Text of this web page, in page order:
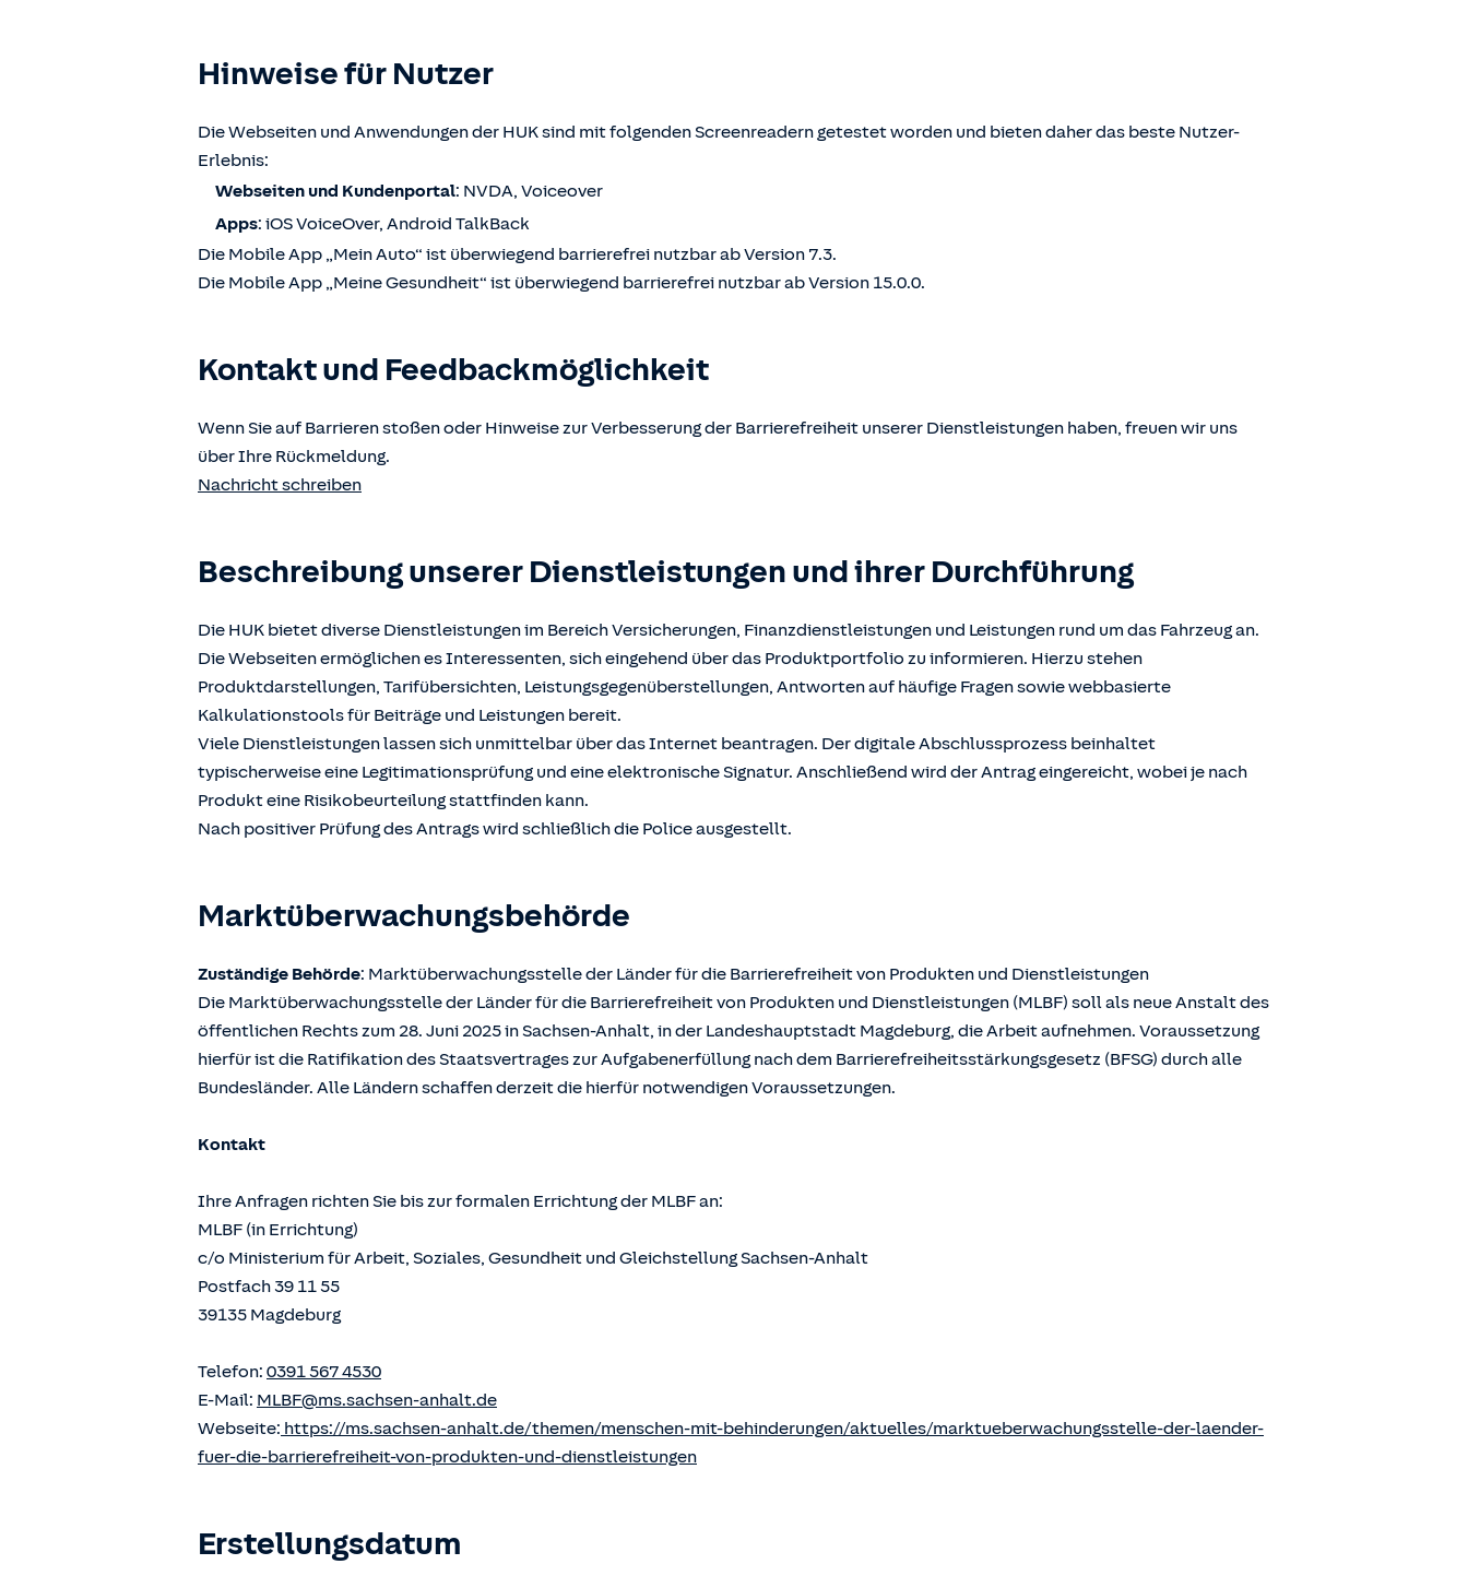
Hinweise für Nutzer
Die Webseiten und Anwendungen der HUK sind mit folgenden Screenreadern getestet worden und bieten daher das beste Nutzer-
Erlebnis:
Webseiten und Kundenportal: NVDA, Voiceover
Apps: iOS VoiceOver, Android TalkBack
Die Mobile App „Mein Auto“ ist überwiegend barrierefrei nutzbar ab Version 7.3.
Die Mobile App „Meine Gesundheit“ ist überwiegend barrierefrei nutzbar ab Version 15.0.0.
Kontakt und Feedbackmöglichkeit
Wenn Sie auf Barrieren stoßen oder Hinweise zur Verbesserung der Barrierefreiheit unserer Dienstleistungen haben, freuen wir uns
über Ihre Rückmeldung.
Nachricht schreiben
Beschreibung unserer Dienstleistungen und ihrer Durchführung
Die HUK bietet diverse Dienstleistungen im Bereich Versicherungen, Finanzdienstleistungen und Leistungen rund um das Fahrzeug an.
Die Webseiten ermöglichen es Interessenten, sich eingehend über das Produktportfolio zu informieren. Hierzu stehen
Produktdarstellungen, Tarifübersichten, Leistungsgegenüberstellungen, Antworten auf häufige Fragen sowie webbasierte
Kalkulationstools für Beiträge und Leistungen bereit.
Viele Dienstleistungen lassen sich unmittelbar über das Internet beantragen. Der digitale Abschlussprozess beinhaltet
typischerweise eine Legitimationsprüfung und eine elektronische Signatur. Anschließend wird der Antrag eingereicht, wobei je nach
Produkt eine Risikobeurteilung stattfinden kann.
Nach positiver Prüfung des Antrags wird schließlich die Police ausgestellt.
Marktüberwachungsbehörde
Zuständige Behörde: Marktüberwachungsstelle der Länder für die Barrierefreiheit von Produkten und Dienstleistungen
Die Marktüberwachungsstelle der Länder für die Barrierefreiheit von Produkten und Dienstleistungen (MLBF) soll als neue Anstalt des
öffentlichen Rechts zum 28. Juni 2025 in Sachsen-Anhalt, in der Landeshauptstadt Magdeburg, die Arbeit aufnehmen. Voraussetzung
hierfür ist die Ratifikation des Staatsvertrages zur Aufgabenerfüllung nach dem Barrierefreiheitsstärkungsgesetz (BFSG) durch alle
Bundesländer. Alle Ländern schaffen derzeit die hierfür notwendigen Voraussetzungen.
Kontakt
Ihre Anfragen richten Sie bis zur formalen Errichtung der MLBF an:
MLBF (in Errichtung)
c/o Ministerium für Arbeit, Soziales, Gesundheit und Gleichstellung Sachsen-Anhalt
Postfach 39 11 55
39135 Magdeburg
Telefon: 0391 567 4530
E-Mail: MLBF@ms.sachsen-anhalt.de
Webseite: https://ms.sachsen-anhalt.de/themen/menschen-mit-behinderungen/aktuelles/marktueberwachungsstelle-der-laender-
fuer-die-barrierefreiheit-von-produkten-und-dienstleistungen
Erstellungsdatum